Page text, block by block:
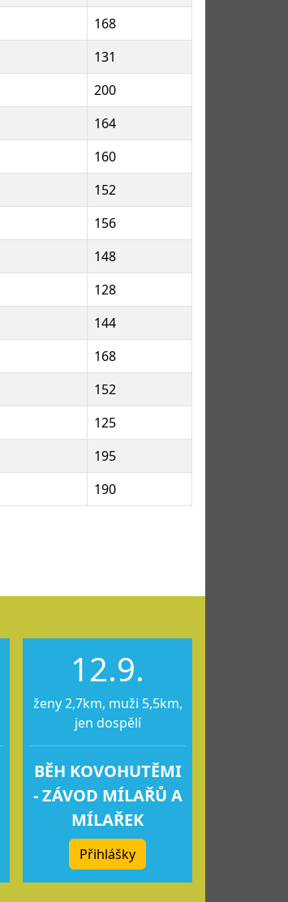
168
131
200
164
160
152
156
148
128
144
168
152
125
195
190
12.9.
ženy 2,7km, muži 5,5km,
jen dospělí
BĚH KOVOHUTĚMI
- ZÁVOD MÍLAŘŮ A
MÍLAŘEK
Přihlášky